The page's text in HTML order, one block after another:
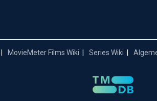
MovieMeter Films Wiki Series Wiki